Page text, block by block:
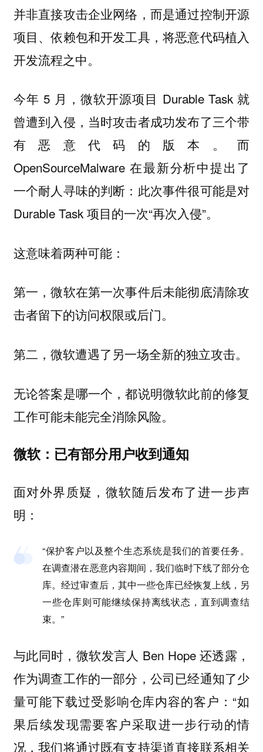
并非直接攻击企业网络，而是通过控制开源
项目、依赖包和开发工具，将恶意代码植入
开发流程之中。
今年 5 月，微软开源项目 Durable Task 就
曾遭到入侵，当时攻击者成功发布了三个带
有恶意代码的版本。而
OpenSourceMalware 在最新分析中提出了
一个耐人寻味的判断：此次事件很可能是对
Durable Task 项目的一次“再次入侵”。
这意味着两种可能：
第一，微软在第一次事件后未能彻底清除攻
击者留下的访问权限或后门。
第二，微软遭遇了另一场全新的独立攻击。
无论答案是哪一个，都说明微软此前的修复
工作可能未能完全消除风险。
微软：已有部分用户收到通知
面对外界质疑，微软随后发布了进一步声
明：
“保护客户以及整个生态系统是我们的首要任务。
在调查潜在恶意内容期间，我们临时下线了部分仓
库。经过审查后，其中一些仓库已经恢复上线，另
一些仓库则可能继续保持离线状态，直到调查结
束。”
与此同时，微软发言人 Ben Hope 还透露，
作为调查工作的一部分，公司已经通知了少
量可能下载过受影响仓库内容的客户：“如
果后续发现需要客户采取进一步行动的情
况，我们将通过既有支持渠道直接联系相关